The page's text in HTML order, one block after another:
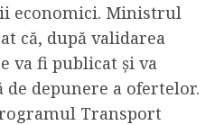
economici. Ministrul
că, după validarea
va fi publicat și va
depunere a ofertelor.
Transport